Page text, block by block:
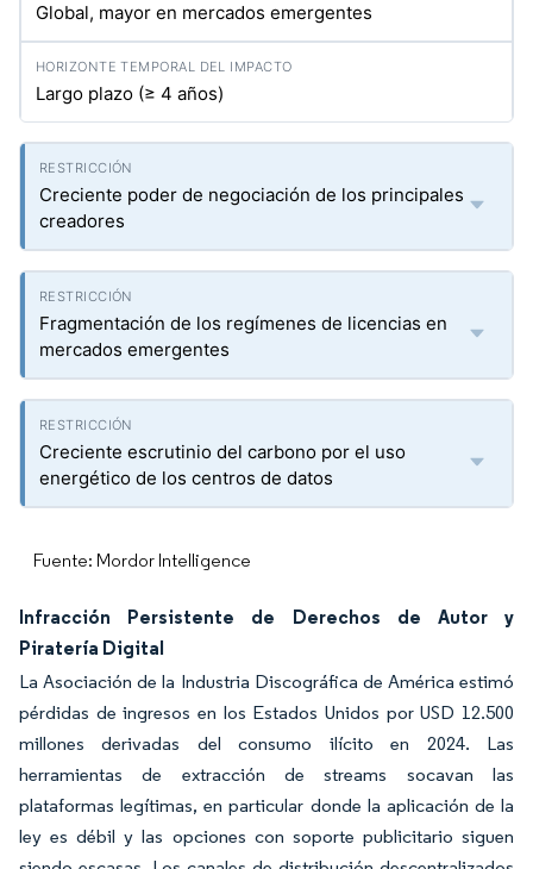
Global, mayor en mercados emergentes
Largo plazo (≥ 4 años)
Creciente poder de negociación de los principales
creadores
Fragmentación de los regímenes de licencias en
mercados emergentes
Creciente escrutinio del carbono por el uso
energético de los centros de datos
Fuente: Mordor Intelligence
Infracción Persistente de Derechos de Autor y
Piratería Digital
La Asociación de la Industria Discográfica de América estimó
pérdidas de ingresos en los Estados Unidos por USD 12.500
millones derivadas del consumo ilícito en 2024. Las
herramientas de extracción de streams socavan las
plataformas legítimas, en particular donde la aplicación de la
ley es débil y las opciones con soporte publicitario siguen